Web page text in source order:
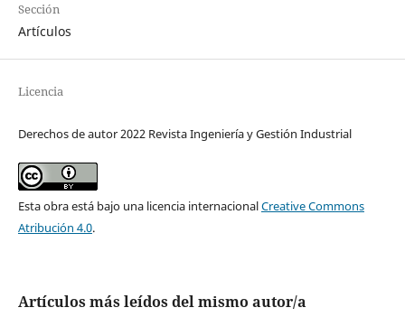
Sección
Artículos
Licencia
Derechos de autor 2022 Revista Ingeniería y Gestión Industrial
Esta obra está bajo una licencia internacionalCreative Commons
Atribución 4.0.
Artículos más leídos del mismo autor/a